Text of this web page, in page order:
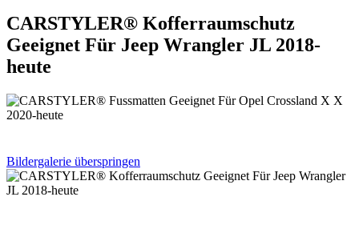
CARSTYLER® Kofferraumschutz
Geeignet Für Jeep Wrangler JL 2018-
heute
Bildergalerie überspringen